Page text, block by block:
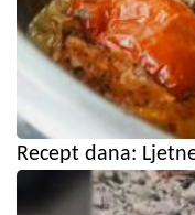
Recept dana: